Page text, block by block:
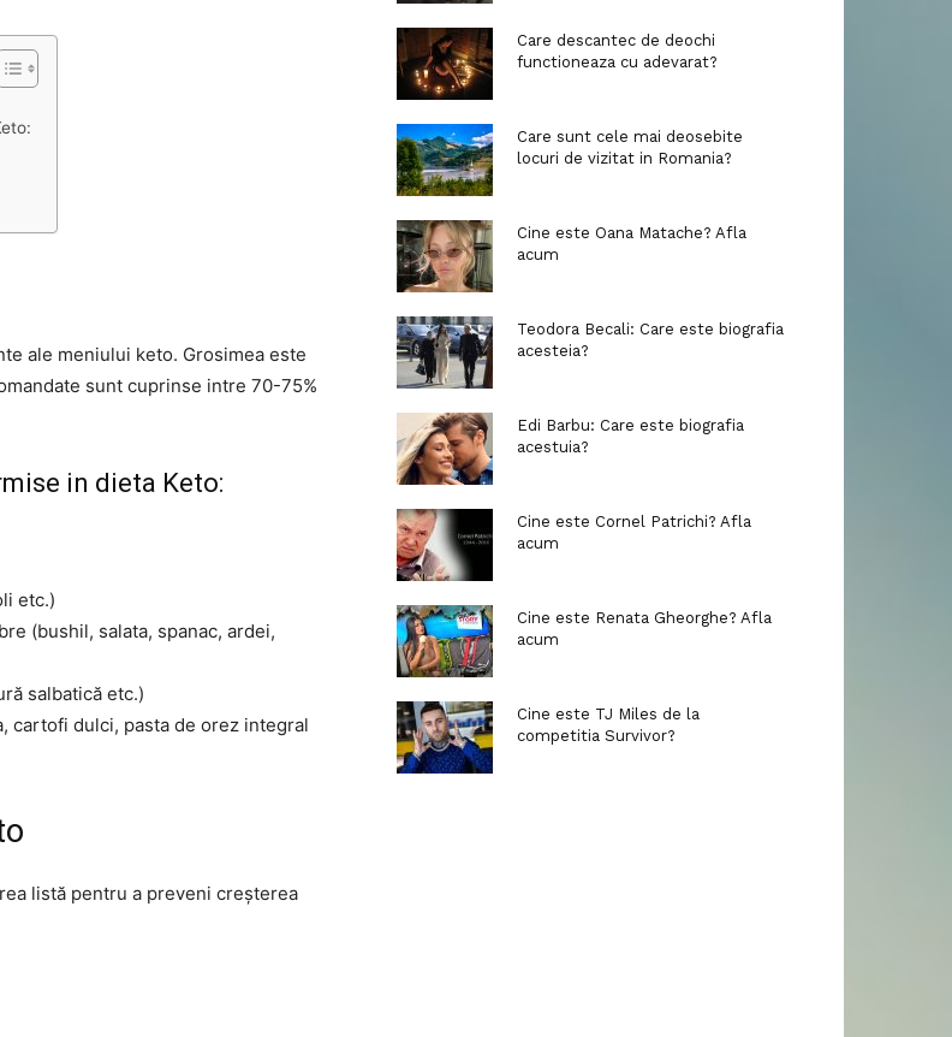
ale meniului keto. Grosimea este
sunt cuprinse intre 70-75%
in dieta Keto:
etc.)
(bushil, salata, spanac, ardei,
salbatică etc.)
cartofi dulci, pasta de orez integral
listă pentru a preveni creșterea
Care descantec de deochi
functioneaza cu adevarat?
Care sunt cele mai deosebite
locuri de vizitat in Romania?
Cine este Oana Matache? Afla
acum
Teodora Becali: Care este biografia
acesteia?
Edi Barbu: Care este biografia
acestuia?
Cine este Cornel Patrichi? Afla
acum
Cine este Renata Gheorghe? Afla
acum
Cine este TJ Miles de la
competitia Survivor?